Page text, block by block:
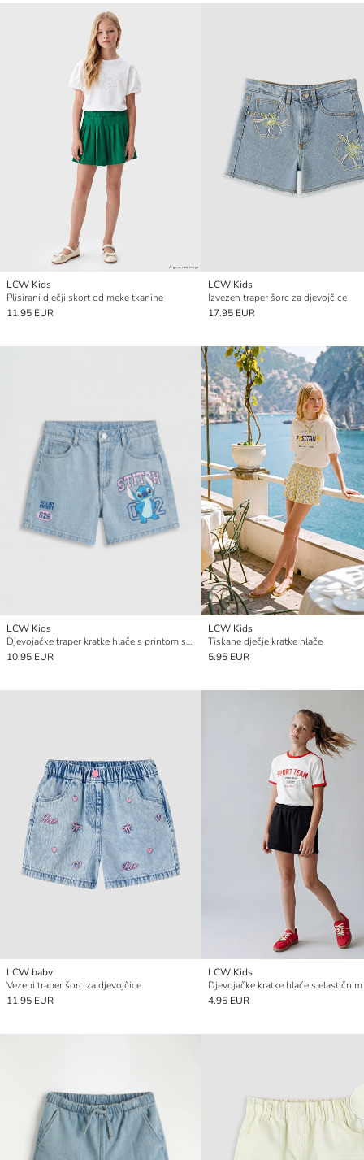
LCW Kids
Plisirani dječji skort od meke tkanine
11.95 EUR
LCW Kids
Izvezen traper šorc za djevojčice
17.95 EUR
LCW Kids
Djevojačke traper kratke hlače s printom stitcheva
10.95 EUR
LCW Kids
Tiskane dječje kratke hlače
5.95 EUR
LCW baby
Vezeni traper šorc za djevojčice
11.95 EUR
LCW Kids
4.95 EUR